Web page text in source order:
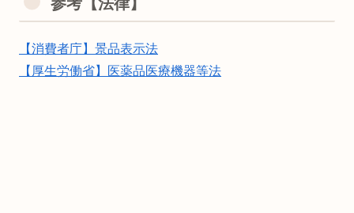
【消費者庁】景品表示法
【厚生労働省】医薬品医療機器等法